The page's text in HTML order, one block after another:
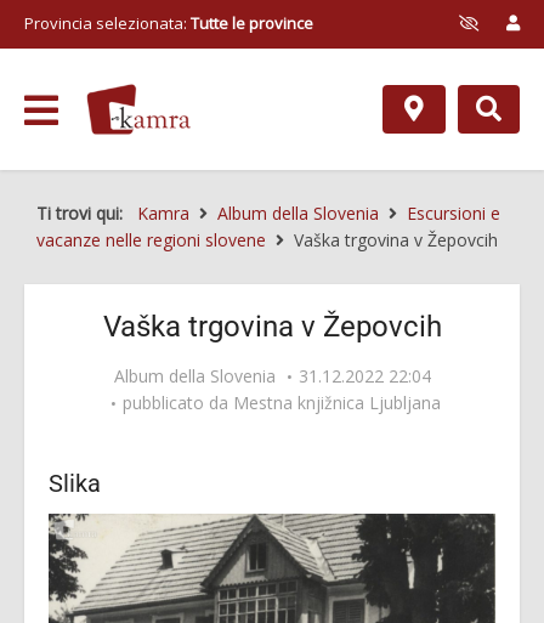
Provincia selezionata: Tutte le province
Ti trovi qui: Kamra Album della Slovenia
Escursioni e
vacanze nelle regioni slovene
Vaška trgovina v Žepovcih
Vaška trgovina v Žepovcih
Album della Slovenia
31.12.2022 22:04
pubblicato da Mestna knjižnica Ljubljana
Slika